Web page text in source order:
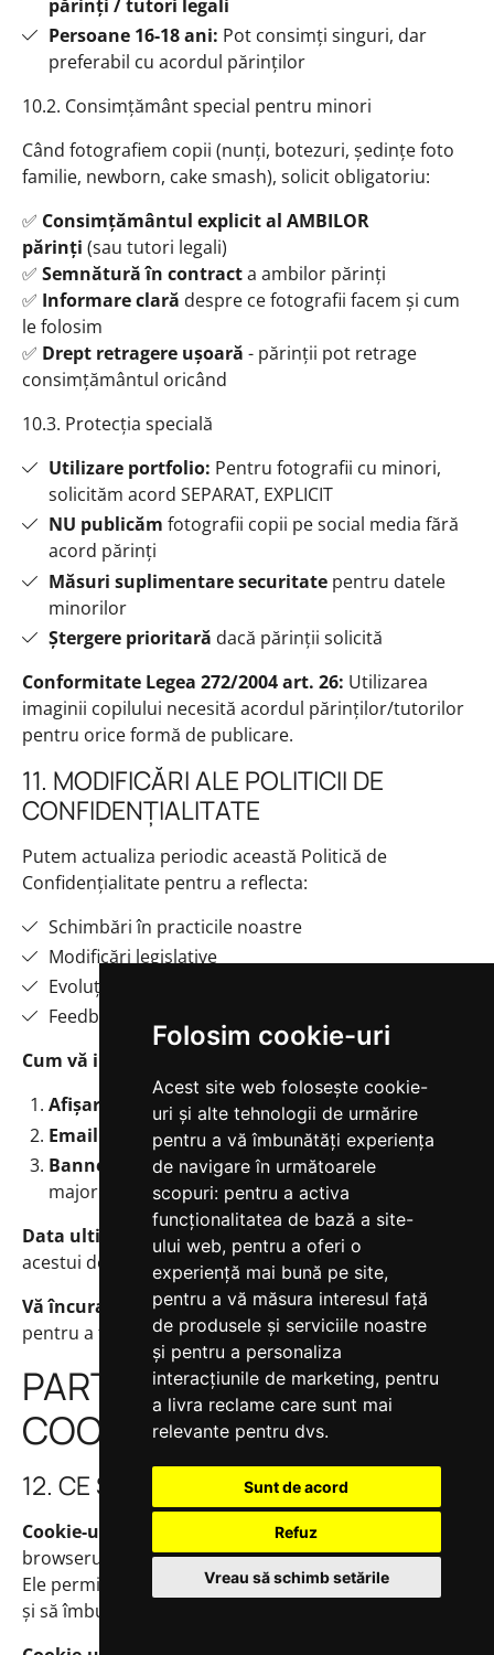
Folosim cookie-uri
Acest site web folosește cookie-
uri și alte tehnologii de urmărire
pentru a vă îmbunătăți experiența
de navigare în următoarele
scopuri: pentru a activa
funcționalitatea de bază a site-
ului web, pentru a oferi o
experiență mai bună pe site,
pentru a vă măsura interesul față
de produsele și serviciile noastre
și pentru a personaliza
interacțiunile de marketing, pentru
a livra reclame care sunt mai
relevante pentru dvs.
Sunt de acord
Refuz
Vreau să schimb setările
părinți / tutori legali
Persoane 16-18 ani: Pot consimți singuri, dar
preferabil cu acordul părinților
10.2. Consimțământ special pentru minori
Când fotografiem copii (nunți, botezuri, ședințe foto
familie, newborn, cake smash), solicit obligatoriu:
✅ Consimțământul explicit al AMBILOR
părinți (sau tutori legali)
✅ Semnătură în contracta ambilor părinți
✅ Informare clară despre ce fotografii facem și cum
le folosim
✅ Drept retragere ușoară - părinții pot retrage
consimțământul oricând
10.3. Protecția specială
Utilizare portfolio: Pentru fotografii cu minori,
solicităm acord SEPARAT, EXPLICIT
NU publicăm fotografii copii pe social media fără
acord părinți
Măsuri suplimentare securitate pentru datele
minorilor
Ștergere prioritară dacă părinții solicită
Conformitate Legea 272/2004 art. 26: Utilizarea
imaginii copilului necesită acordul părinților/tutorilor
pentru orice formă de publicare.
11. MODIFICĂRI ALE POLITICII DE
CONFIDENȚIALITATE
Putem actualiza periodic această Politică de
Confidențialitate pentru a reflecta:
Schimbări în practicile noastre
Modificări legislative
Evoluții tehnologice
Feedback-ul dumneavoastră
Cum vă informăm:
Afișare pe site cu mențiunea "Actualizat la [dată]"
Email către clienții activi (cu contracte în derulare)
Banner notificarepe site (pentru modificări
majore)
Data ultimei modificări
este afișată în header-ul
acestui document.
Vă încurajăm
să revedeți periodic această politică
pentru a fi la curent.
PARTEA II - POLITICA
COOKIES
12. CE SUNT COOKIE-URILE
Cookie-urile
sunt fișiere text mici stocate în
browserul dumneavoastră când vizitați un site web.
Ele permit site-ului să "vă recunoască" la vizite viitoare
și să îmbunătățească experiența de navigare.